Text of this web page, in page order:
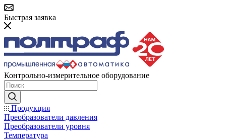
Быстрая заявка
Контрольно-измерительное оборудование
Продукция
Преобразователи давления
Преобразователи уровня
Температура